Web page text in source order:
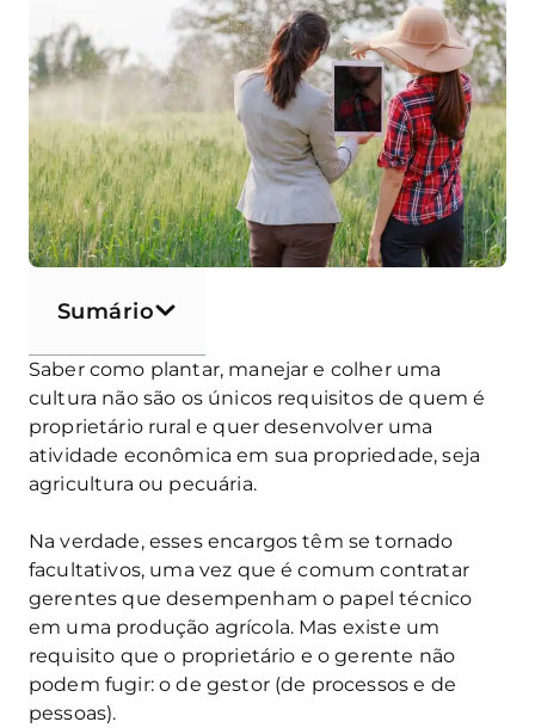
Sumário
Saber como plantar, manejar e colher uma
cultura não são os únicos requisitos de quem é
proprietário rural e quer desenvolver uma
atividade econômica em sua propriedade, seja
agricultura ou pecuária.
Na verdade, esses encargos têm se tornado
facultativos, uma vez que é comum contratar
gerentes que desempenham o papel técnico
em uma produção agrícola. Mas existe um
requisito que o proprietário e o gerente não
podem fugir: o de gestor (de processos e de
pessoas).